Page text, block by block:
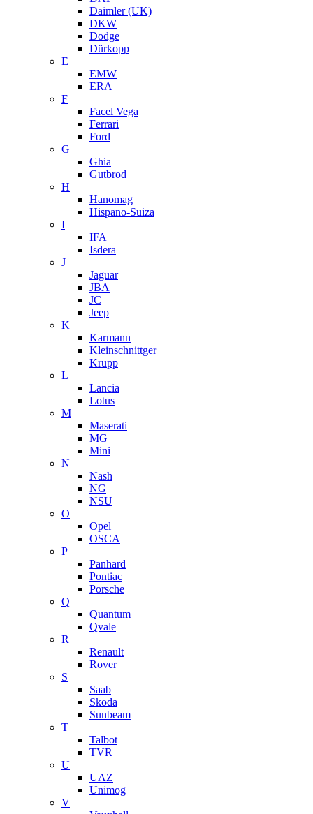
Daimler (UK)
DKW
Dodge
Dürkopp
E
EMW
ERA
F
Facel Vega
Ferrari
Ford
G
Ghia
Gutbrod
H
Hanomag
Hispano-Suiza
I
IFA
Isdera
J
Jaguar
JBA
JC
Jeep
K
Karmann
Kleinschnittger
Krupp
L
Lancia
Lotus
M
Maserati
MG
Mini
N
Nash
NG
NSU
O
Opel
OSCA
P
Panhard
Pontiac
Porsche
Q
Quantum
Qvale
R
Renault
Rover
S
Saab
Skoda
Sunbeam
T
Talbot
TVR
U
UAZ
Unimog
V